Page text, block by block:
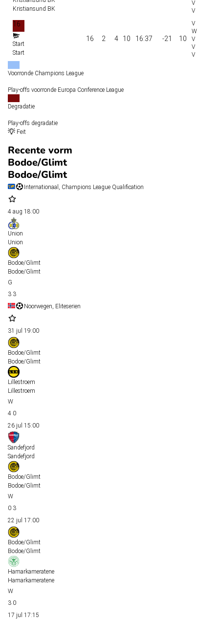
Kristiansund BK
16
Start
Start
16 2 4 10 16:37 -21 10
Voorronde Champions League
Play-offs voorronde Europa Conference League
Degradatie
Play-offs degradatie
Feit
Recente vorm
Bodoe/Glimt
Bodoe/Glimt
Internationaal, Champions League Qualification
4 aug 18:00
Union
Union
Bodoe/Glimt
Bodoe/Glimt
3 3
Noorwegen, Eliteserien
31 jul 19:00
Bodoe/Glimt
Bodoe/Glimt
Lillestroem
Lillestroem
4 0
26 jul 15:00
Sandefjord
Sandefjord
Bodoe/Glimt
Bodoe/Glimt
0 3
22 jul 17:00
Bodoe/Glimt
Bodoe/Glimt
Hamarkameratene
Hamarkameratene
3 0
17 jul 17:15